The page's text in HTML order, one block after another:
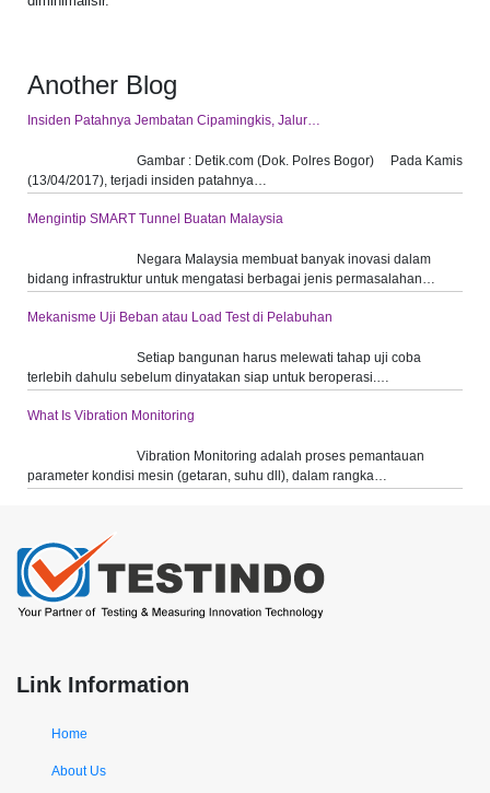
Another Blog
Insiden Patahnya Jembatan Cipamingkis, Jalur…
Gambar : Detik.com (Dok. Polres Bogor) Pada Kamis
(13/04/2017), terjadi insiden patahnya…
Mengintip SMART Tunnel Buatan Malaysia
Negara Malaysia membuat banyak inovasi dalam
bidang infrastruktur untuk mengatasi berbagai jenis permasalahan…
Mekanisme Uji Beban atau Load Test di Pelabuhan
Setiap bangunan harus melewati tahap uji coba
terlebih dahulu sebelum dinyatakan siap untuk beroperasi.…
What Is Vibration Monitoring
Vibration Monitoring adalah proses pemantauan
parameter kondisi mesin (getaran, suhu dll), dalam rangka…
Link Information
Home
About Us